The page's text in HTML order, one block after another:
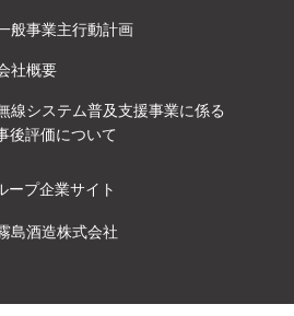
般事業主行動計画
社概要
線システム普及支援事業に係る
後評価について
ープ企業サイト
島酒造株式会社